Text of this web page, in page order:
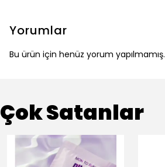
Yorumlar
Bu ürün için henüz yorum yapılmamış.
Çok Satanlar